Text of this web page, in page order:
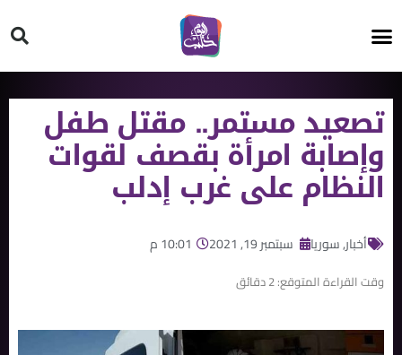
تصعيد مستمر.. مقتل طفل
وإصابة امرأة بقصف لقوات
النظام على غرب إدلب
أخبار,سوريا سبتمبر 19, 2021 10:01 م
وقت القراءة المتوقع:2دقائق